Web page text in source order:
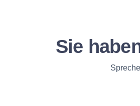
Sie